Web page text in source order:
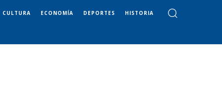
CULTURA ECONOMÍA DEPORTES HISTORIA